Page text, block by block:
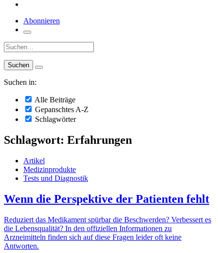
Abonnieren
Suche:
Suchen in:
Alle Beiträge
Gepanschtes A-Z
Schlagwörter
Schlagwort: Erfahrungen
Artikel
Medizinprodukte
Tests und Diagnostik
Wenn die Perspektive der Patienten fehlt
Reduziert das Medikament spürbar die Beschwerden? Verbessert es
die Lebensqualität? In den offiziellen Informationen zu
Arzneimitteln finden sich auf diese Fragen leider oft keine
Antworten.